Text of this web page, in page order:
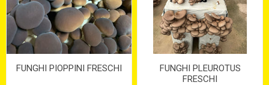
FUNGHI PIOPPINI FRESCHI
FUNGHI PLEUROTUS
FRESCHI